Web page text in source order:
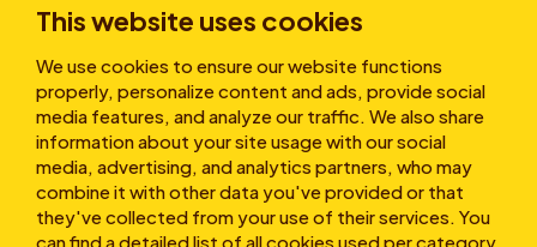
This website uses cookies
We use cookies to ensure our website functions
properly, personalize content and ads, provide social
media features, and analyze our traffic. We also share
information about your site usage with our social
media, advertising, and analytics partners, who may
combine it with other data you've provided or that
they've collected from your use of their services. You
can find a detailed list of all cookies used per category
Over ons